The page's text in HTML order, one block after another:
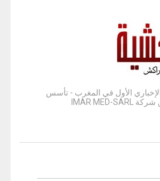
الأول في المغرب - تأسس